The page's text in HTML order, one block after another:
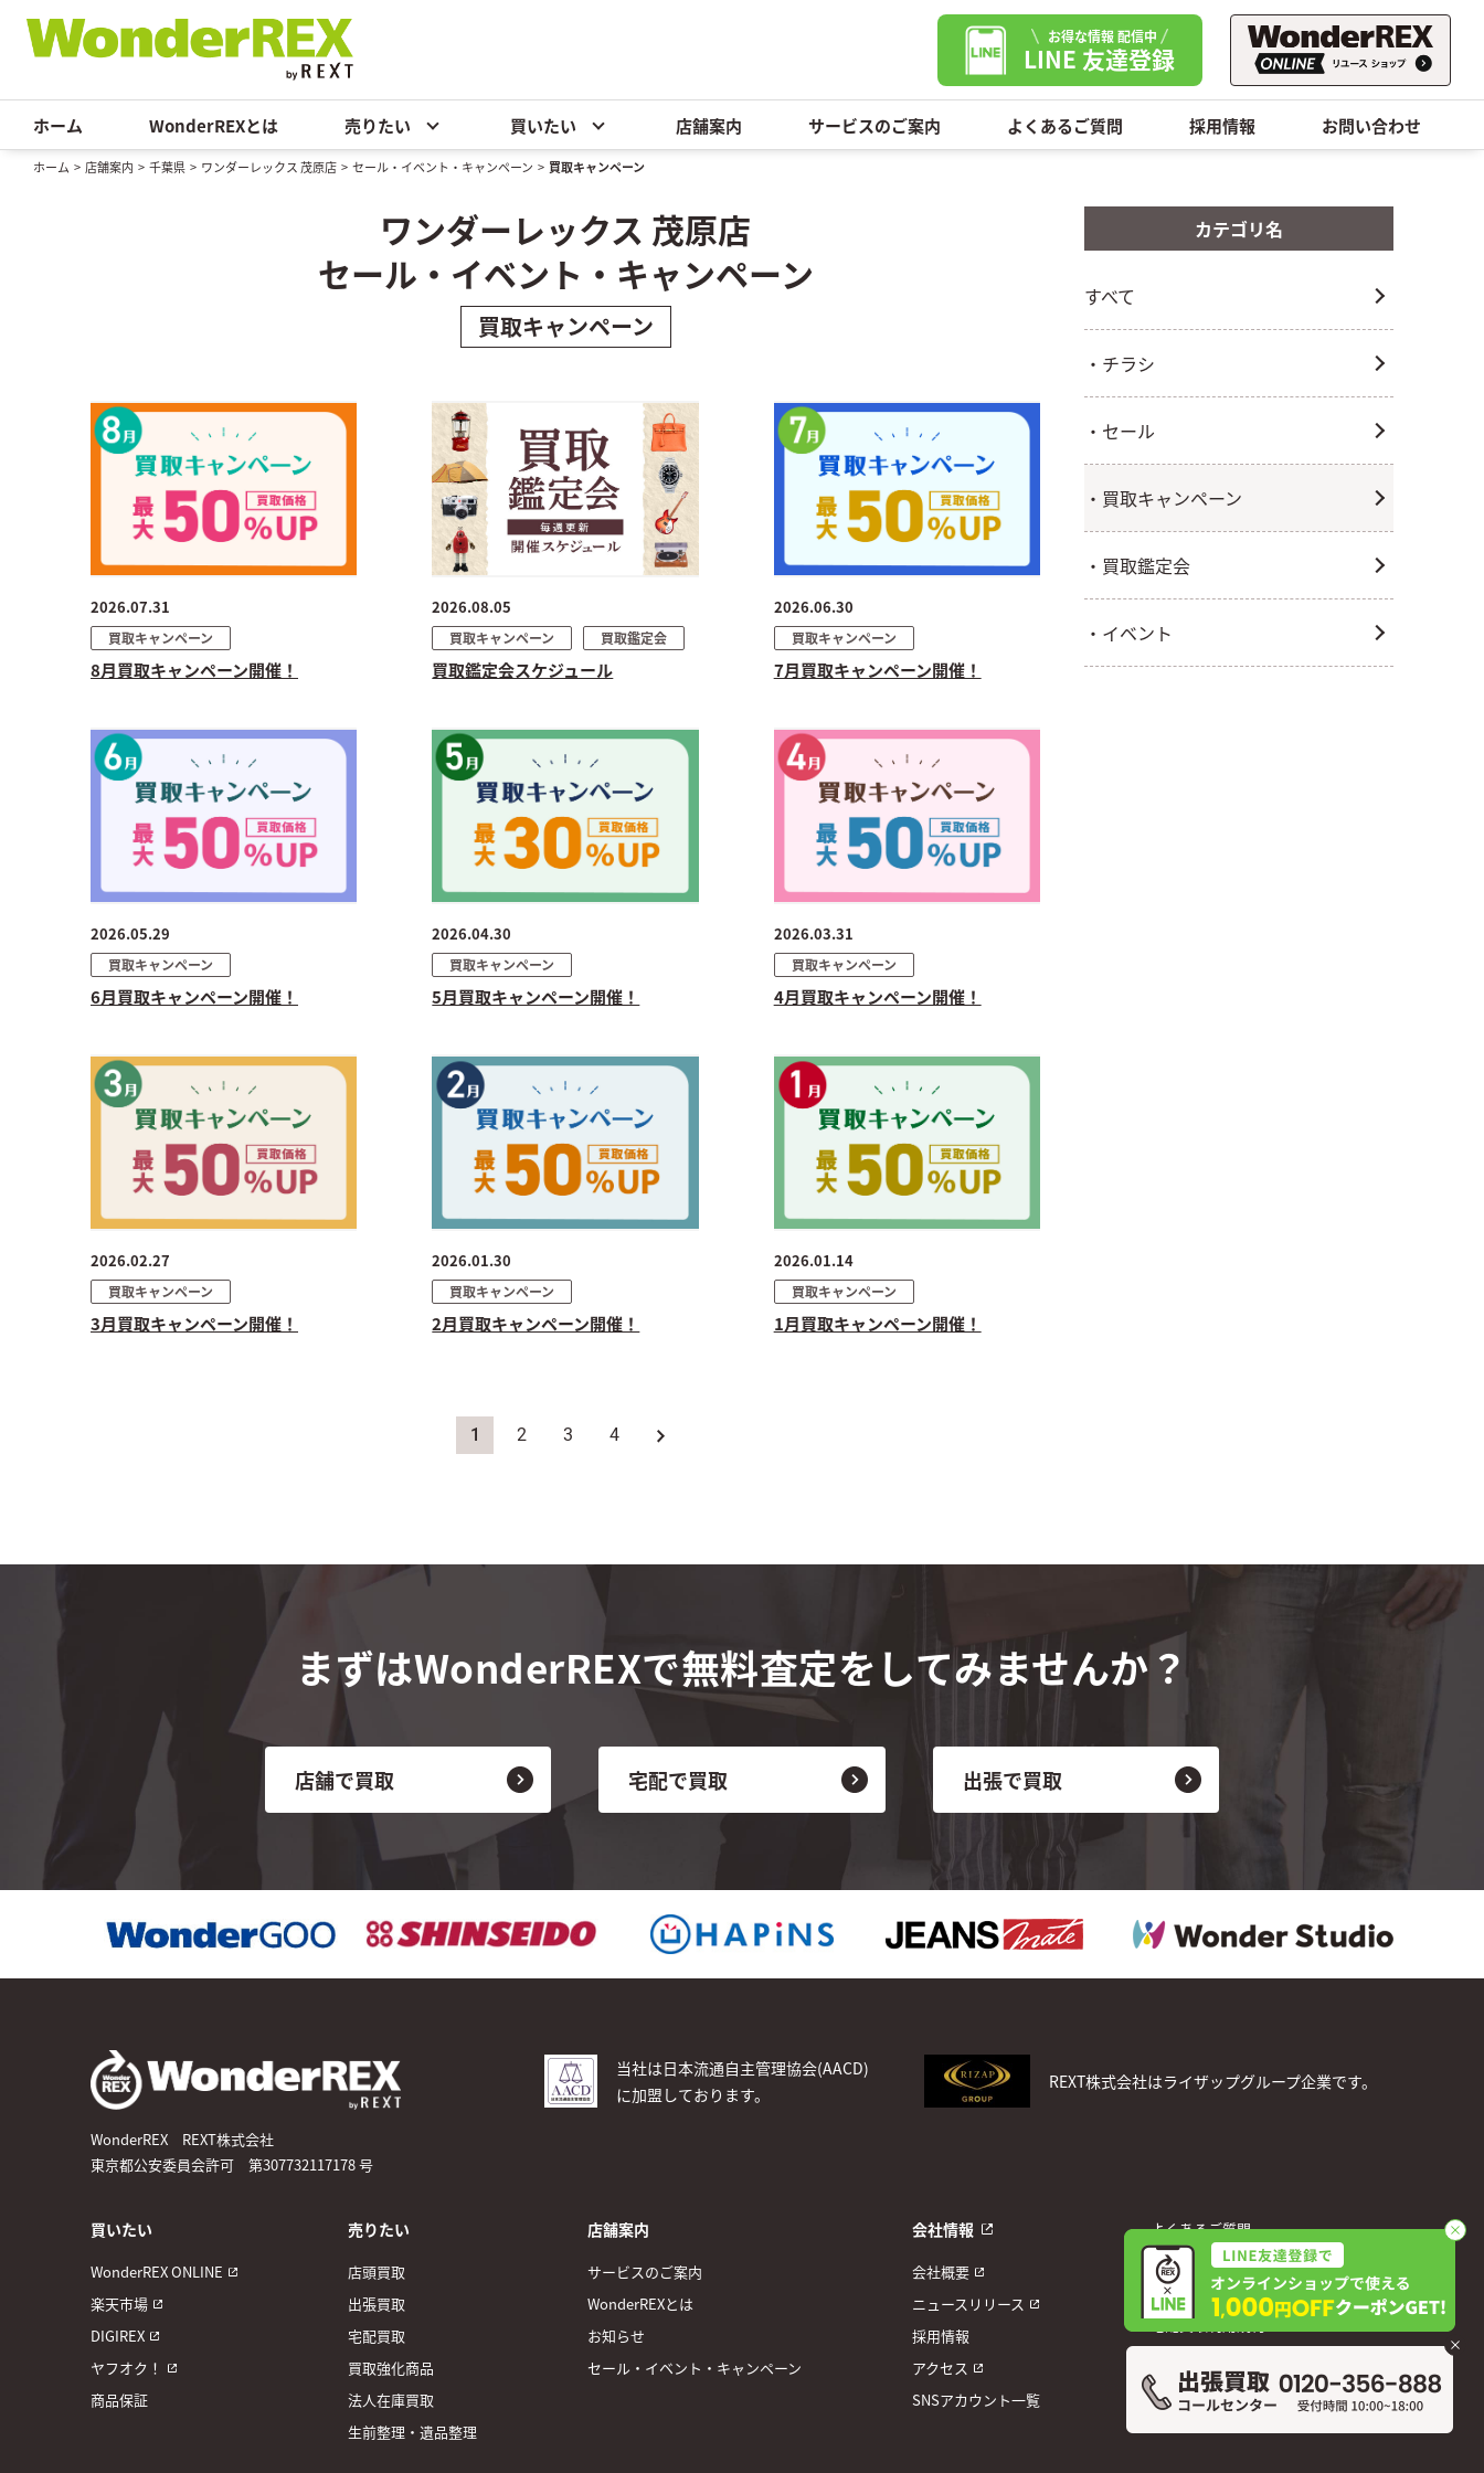
お得な情報 配信中
LINE 友達登録
ホーム WonderREXとは 売りたい 買いたい 店舗案内 サービスのご案内 よくあるご質問 採用情報 お問い合わせ
ホーム > 店舗案内 > 千葉県 > ワンダーレックス 茂原店 > セール・イベント・キャンペーン > 買取キャンペーン
ワンダーレックス 茂原店
セール・イベント・ キャンペーン
買取キャンペーン
2026.07.31
買取キャンペーン
8月買取キャンペーン開催！
2026.08.05
買取キャンペーン 買取鑑定会
買取鑑定会スケジュール
2026.06.30
買取キャンペーン
7月買取キャンペーン開催！
2026.05.29
買取キャンペーン
6月買取キャンペーン開催！
2026.04.30
買取キャンペーン
5月買取キャンペーン開催！
2026.03.31
買取キャンペーン
4月買取キャンペーン開催！
2026.02.27
買取キャンペーン
3月買取キャンペーン開催！
2026.01.30
買取キャンペーン
2月買取キャンペーン開催！
2026.01.14
買取キャンペーン
1月買取キャンペーン開催！
1 2 3 4 »
カテゴリ名
すべて
・チラシ
・セール
・買取キャンペーン
・買取鑑定会
・イベント
まずはWonderREXで無料査定をしてみませんか？
店舗で買取 宅配で買取 出張で買取
WonderREX REXT株式会社
東京都公安委員会許可 第307732117178 号
当社は日本流通自主管理協会(AACD)
に加盟しております。
REXT株式会社はライザップグループ企業です。
買いたい
WonderREX ONLINE
楽天市場
DIGIREX
ヤフオク！
商品保証
売りたい
店頭買取
出張買取
宅配買取
買取強化商品
法人在庫買取
生前整理・遺品整理
店舗案内
サービスのご案内
WonderREXとは
お知らせ
セール・イベント・キャンペーン
会社情報
会社概要
ニュースリリース
採用情報
アクセス
SNSアカウント一覧
よくあるご質問
お問い合わせ
個人情報保護方針
宅配買取利用規約